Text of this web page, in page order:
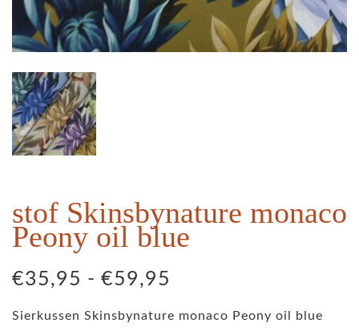
stof Skinsbynature monaco
Peony oil blue
€35,95 - €59,95
tot
Sierkussen Skinsbynature monaco Peony oil blue